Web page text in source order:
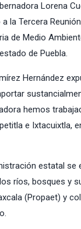
Lorena
la Tercera
de Medio
de Puebla.
Hernández
hemos
e Ixtacuixtla,
estatal
ríos, bosques y
(Propaet) y